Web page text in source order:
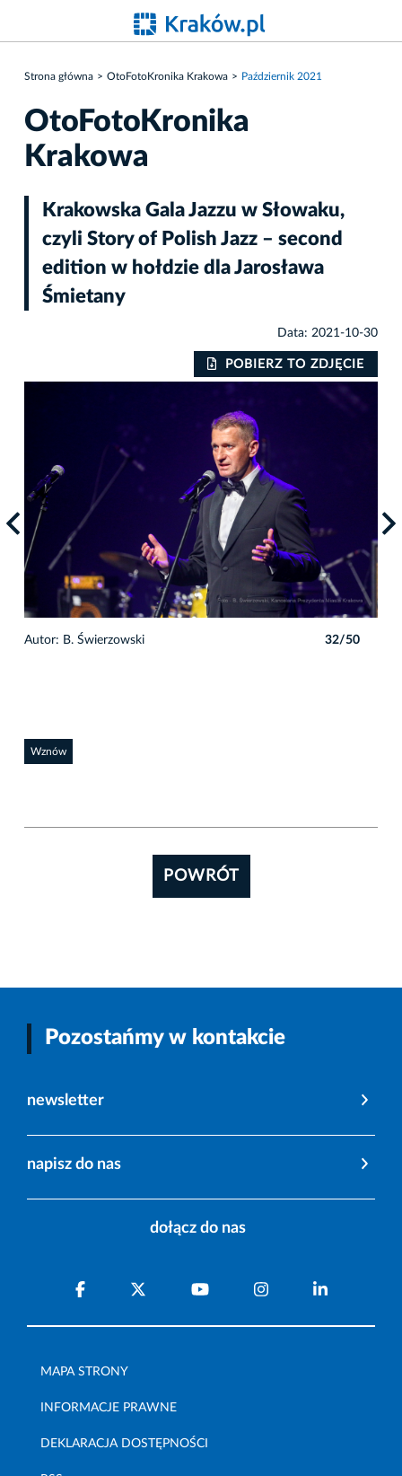
Strona główna OtoFotoKronika Krakowa Październik 2021
OtoFotoKronika
Krakowa
Krakowska Gala Jazzu w Słowaku,
czyli Story of Polish Jazz – second
edition w hołdzie dla Jarosława
Śmietany
Data: 2021-10-30
POBIERZ TO ZDJĘCIE
Autor: B. Świerzowski 32/50
Wznów
POWRÓT
Pozostańmy w kontakcie
newsletter
napisz do nas
dołącz do nas
MAPA STRONY
INFORMACJE PRAWNE
DEKLARACJA DOSTĘPNOŚCI